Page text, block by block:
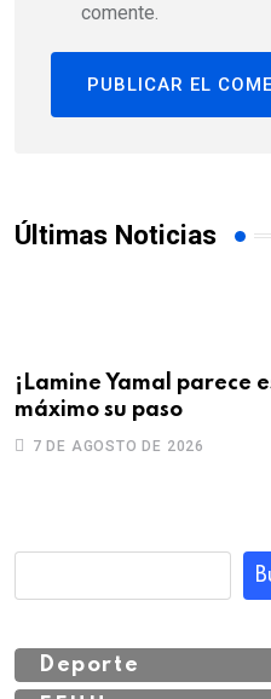
comente.
Últimas Noticias
¡Lamine Yamal parece
máximo su paso
7 DE AGOSTO DE 2026
Deporte